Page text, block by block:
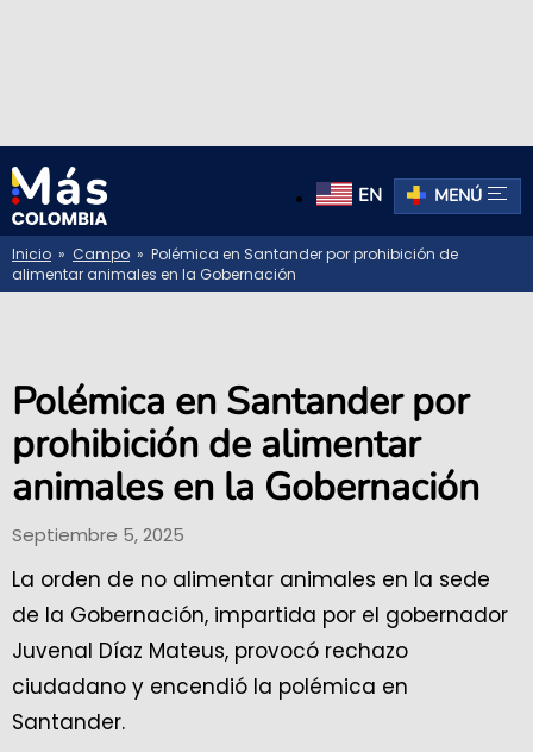
EN MENÚ
Inicio » Campo » Polémica en Santander por prohibición de
alimentar animales en la Gobernación
Polémica en Santander por
prohibición de alimentar
animales en la Gobernación
Septiembre 5, 2025
La orden de no alimentar animales en la sede
de la Gobernación, impartida por el gobernador
Juvenal Díaz Mateus, provocó rechazo
ciudadano y encendió la polémica en
Santander.